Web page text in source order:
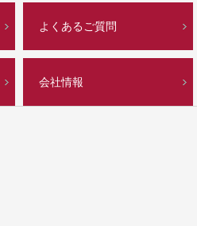
よくあるご質問
会社情報